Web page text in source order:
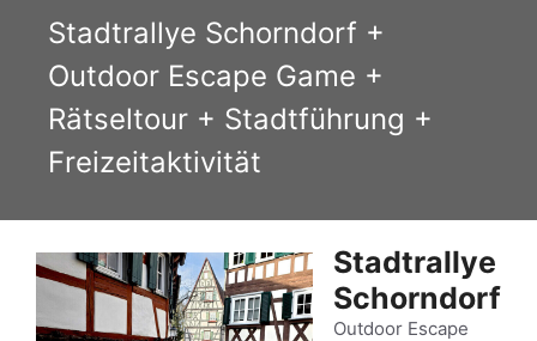
Inhalt
springen
Stadtrallye Schorndorf +
Outdoor Escape Game +
Rätseltour + Stadtführung +
Freizeitaktivität
Stadtrallye
Schorndorf
Outdoor Escape